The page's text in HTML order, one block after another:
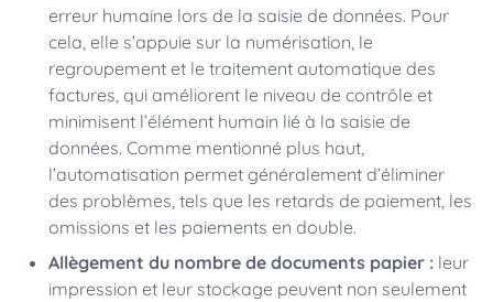
erreur humaine lors de la saisie de données. Pour
cela, elle s’appuie sur la numérisation, le
regroupement et le traitement automatique des
factures, qui améliorent le niveau de contrôle et
minimisent l’élément humain lié à la saisie de
données. Comme mentionné plus haut,
l’automatisation permet généralement d’éliminer
des problèmes, tels que les retards de paiement, les
omissions et les paiements en double.
Allègement du nombre de documents papier : leur
impression et leur stockage peuvent non seulement